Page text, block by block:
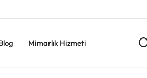
Mimarlık Hizmeti